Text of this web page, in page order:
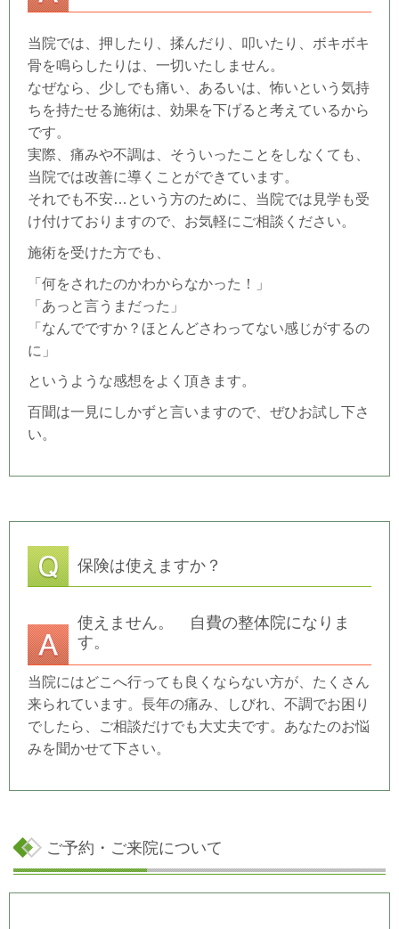
当院では、押したり、揉んだり、叩いたり、ボキボキ
骨を鳴らしたりは、一切いたしません。
なぜなら、少しでも痛い、あるいは、怖いという気持
ちを持たせる施術は、効果を下げると考えているから
です。
実際、痛みや不調は、そういったことをしなくても、
当院では改善に導くことができています。
それでも不安…という方のために、当院では見学も受
け付けておりますので、お気軽にご相談ください。
施術を受けた方でも、
「何をされたのかわからなかった！」
「あっと言うまだった」
「なんでですか？ほとんどさわってない感じがするの
に」
というような感想をよく頂きます。
百聞は一見にしかずと言いますので、ぜひお試し下さ
い。
保険は使えますか？
使えません。 自費の整体院になりま
す。
当院にはどこへ行っても良くならない方が、たくさん
来られています。長年の痛み、しびれ、不調でお困り
でしたら、ご相談だけでも大丈夫です。あなたのお悩
みを聞かせて下さい。
ご予約・ご来院について